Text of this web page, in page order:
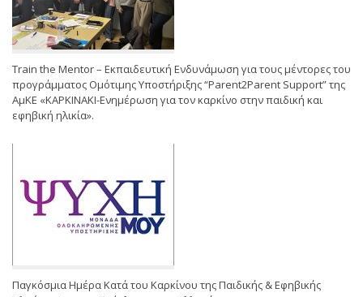
Train the Mentor – Εκπαιδευτική Ενδυνάμωση για τους μέντορες του
προγράμματος Ομότιμης Υποστήριξης “Parent2Parent Support” της
ΑμΚΕ «ΚΑΡΚΙΝΑΚΙ-Ενημέρωση για τον καρκίνο στην παιδική και
εφηβική ηλικία».
Παγκόσμια Ημέρα Κατά του Καρκίνου της Παιδικής & Εφηβικής